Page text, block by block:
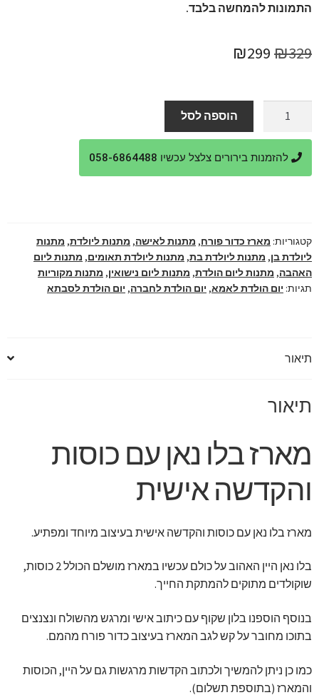
התמונות להמחשה בלבד.
₪329
המחיר
היה:
₪329.
₪299
הוא:
₪299.
מארז
בלו
נאן
אישית
בעיצוב
מיוחד
הוספה לסל
להזמנות בירורים צלצל עכשיו 058-6864488
קטגוריות: מארז כדור פורח, מתנות לאישה, מתנות ליולדת, מתנות
ליולדת בן, מתנות ליולדת בת, מתנות ליולדת תאומים, מתנות ליום
האהבה, מתנות ליום הולדת, מתנות ליום נישואין, מתנות מקוריות
תגיות: יום הולדת לאמא, יום הולדת לחברה, יום הולדת לסבתא
תיאור
תיאור
מארז בלו נאן עם כוסות
והקדשה אישית
מארז בלו נאן עם כוסות והקדשה אישית בעיצוב מיוחד ומפתיע.
בלו נאן היין האהוב על כולם עכשיו במארז מושלם הכולל 2 כוסות,
שוקולדים מתוקים להמתקת החייך.
בנוסף הוספנו בלון שקוף עם כיתוב אישי ומרגש מהשולח ונצנצים
בתוכו מחובר על קש לגב המארז בעיצוב כדור פורח מהמם.
כמו כן ניתן להמשיך ולכתוב הקדשות מרגשות גם על היין, הכוסות
והמארז (בתוספת תשלום).